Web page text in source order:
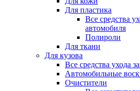
Для пластика
Все средства
автомобиля
Полироли
Для ткани
Для кузова
Все средства ухода
Автомобильные
Очистители